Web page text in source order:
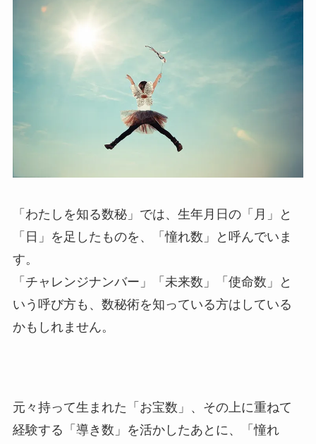
「わたしを知る数秘」では、生年月日の「月」と
「日」を足したものを、「憧れ数」と呼んでいま
す。
「チャレンジナンバー」「未来数」「使命数」と
いう呼び方も、数秘術を知っている方はしている
かもしれません。
元々持って生まれた「お宝数」、その上に重ねて
経験する「導き数」を活かしたあとに、「憧れ